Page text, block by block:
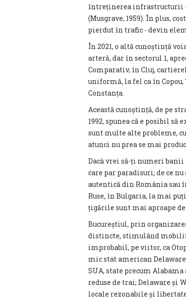
întreținerea infrastructurii
(Musgrave, 1959). În plus,
pierdut în trafic - devin
În 2021, o altă cunoștință
arteră, dar în sectorul 1,
Comparativ, în Cluj,
uniformă, la fel ca în
Constanța.
Această cunoștință, de pe
1992, spunea că e posibil să
sunt multe alte probleme,
atunci nu prea se mai
Dacă vrei să-ți numeri banii
care par paradisuri; de ce
autentică din România sau
Ruse, în Bulgaria, la mai
țigările sunt mai aproape de
Bucureștiul, prin
distincte, stimulând
improbabil, pe viitor, ca
mic stat american
SUA, state precum
reduse de trai; Delaware și
locale rezonabile și